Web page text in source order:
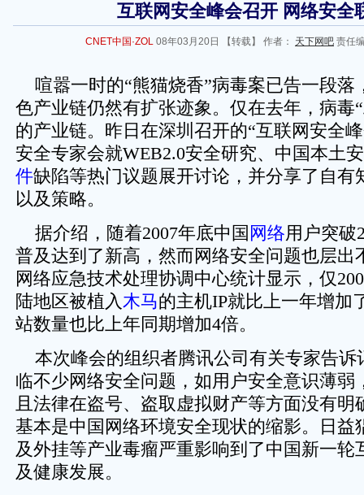
互联网安全峰会召开 网络安全
CNET中国·ZOL 08年03月20日 【转载】 作者： 天下网吧 责任
喧嚣一时的“熊猫烧香”病毒案已告一段落
色产业链仍然有扩张迹象。仅在去年，病毒
的产业链。昨日在深圳召开的“互联网安全
安全专家会就WEB2.0安全研究、中国本土
件缺陷等热门议题展开讨论，并分享了自有
以及策略。
据介绍，随着2007年底中国 网络用户突破
普及达到了新高，然而网络安全问题也层出
网络应急技术处理协调中心统计显示，仅
陆地区被植入木马的主机IP就比上一年增加
站数量也比上年同期增加4倍。
本次峰会的组织者腾讯公司有关专家告诉
临不少网络安全问题，如用户安全意识薄弱
且法律在盗号、盗取虚拟财产等方面没有
基本是中国网络环境安全现状的缩影。日益
及外挂等产业毒瘤严重影响到了中国新一轮
及健康发展。